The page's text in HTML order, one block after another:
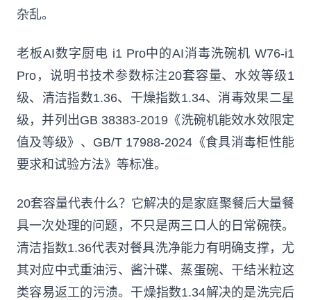
杂乱。
老板AI数字厨电 i1 Pro中的AI消毒洗碗机 W76-i1
Pro，说明书技术参数标注20套容量、水效等级1
级、清洁指数1.36、干燥指数1.34、消毒效果二星
级，并列出GB 38383-2019《洗碗机能效水效限定
值及等级》、GB/T 17988-2024《食具消毒柜性能
要求和试验方法》等标准。
20套容量代表什么？它解决的是家庭聚餐后大量餐
具一次处理的问题，不只是两三口人的日常碗筷。
清洁指数1.36代表对餐具洗净能力有明确支撑，尤
其对应中式重油污、酱汁碟、蒸蛋碗、干结米粒这
类容易返工的污渍。干燥指数1.34解决的是洗完后